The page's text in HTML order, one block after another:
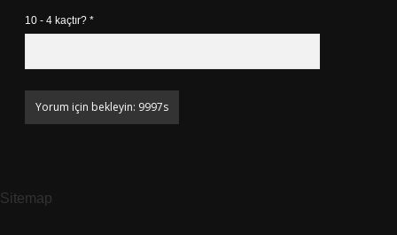
10 - 4 kaçtır? *
Sitemap